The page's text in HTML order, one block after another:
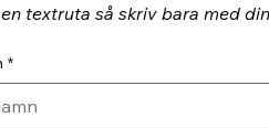
textruta så skriv bara med
*